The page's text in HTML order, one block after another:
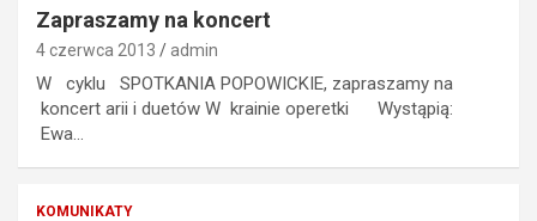
Zapraszamy na koncert
4 czerwca 2013 admin
W cyklu SPOTKANIA POPOWICKIE, zapraszamy na
koncert arii i duetów W krainie operetki Wystąpią:
Ewa…
KOMUNIKATY